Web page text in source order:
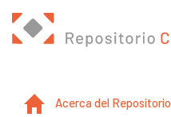
Acerca del Repositorio